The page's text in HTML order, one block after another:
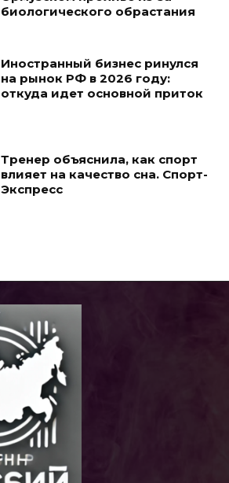
биологического обрастания
Иностранный бизнес ринулся
на рынок РФ в 2026 году:
откуда идет основной приток
Тренер объяснила, как спорт
влияет на качество сна. Спорт-
Экспресс